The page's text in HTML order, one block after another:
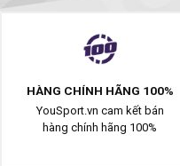
HÀNG CHÍNH HÃNG 100%
YouSport.vn cam kết bán
hàng chính hãng 100%